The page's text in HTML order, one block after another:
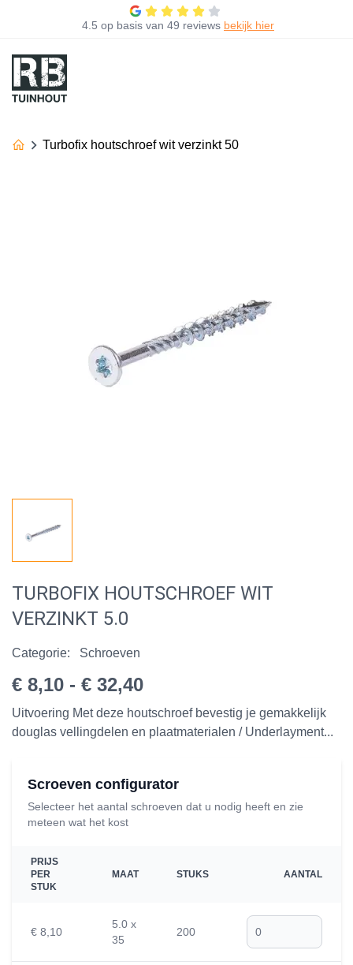
4.5 op basis van 49 reviews bekijk hier
Turbofix houtschroef wit verzinkt 50
TURBOFIX HOUTSCHROEF WIT
VERZINKT 5.0
Categorie: Schroeven
€ 8,10 - € 32,40
Uitvoering Met deze houtschroef bevestig je gemakkelijk
douglas vellingdelen en plaatmaterialen / Underlayment...
Scroeven configurator
Selecteer het aantal schroeven dat u nodig heeft en zie
meteen wat het kost
PRIJS
PER
STUK
MAAT STUKS AANTAL
€ 8,10
5.0 x
35
200